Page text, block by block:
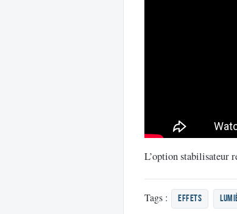
L’option stabilisateur
Tags : effets